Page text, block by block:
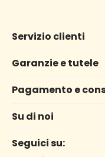
Servizio clienti
Garanzie e tutele
Pagamento e
Su di noi
Seguici su: